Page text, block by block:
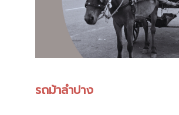
รถม้าลำปาง